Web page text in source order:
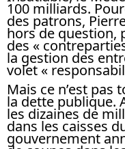
100 milliards.
des patrons,
hors de question,
des «
la gestion des
volet «
Mais ce n’est pas
la dette publique.
les dizaines de
dans les caisses
gouvernement